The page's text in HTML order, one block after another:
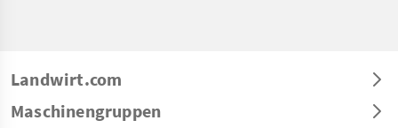
Landwirt.com
Maschinengruppen